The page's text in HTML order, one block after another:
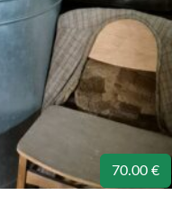
70.00 €